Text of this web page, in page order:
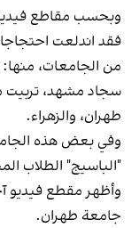
وبحسب مقاطع فيديو
من الجامعات،
سجاد مشهد، تربيت
طهران، والزهراء.
وفي بعض هذه
"الباسيج" الطلاب
وأظهر مقطع فيديو
جامعة طهران.